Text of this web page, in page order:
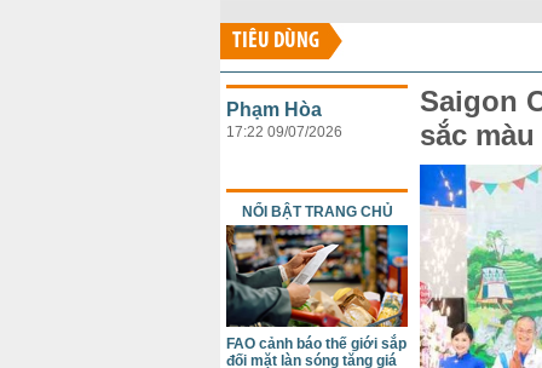
TIÊU DÙNG
Saigon
sắc
Phạm Hòa
17:22 09/07/2026
NỔI BẬT TRANG CHỦ
FAO cảnh báo thế giới sắp
đối mặt làn sóng tăng giá